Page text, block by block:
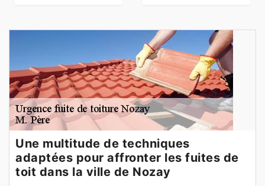
Une multitude de techniques
adaptées pour affronter les fuites de
toit dans la ville de Nozay